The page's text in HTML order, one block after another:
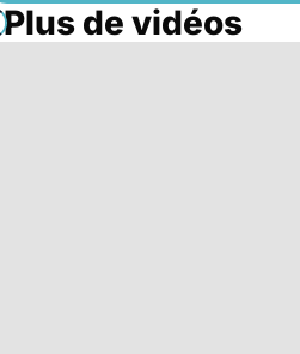
Plus de vidéos